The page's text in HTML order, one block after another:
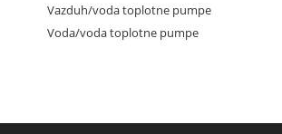
Vazduh/voda toplotne pumpe
Voda/voda toplotne pumpe